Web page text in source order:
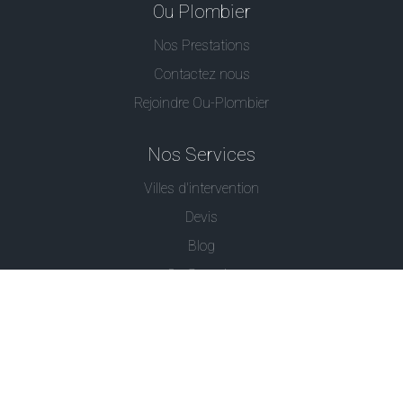
Ou Plombier
Nos Prestations
Contactez nous
Rejoindre Ou-Plombier
Nos Services
Villes d'intervention
Devis
Blog
Ou Serrurier